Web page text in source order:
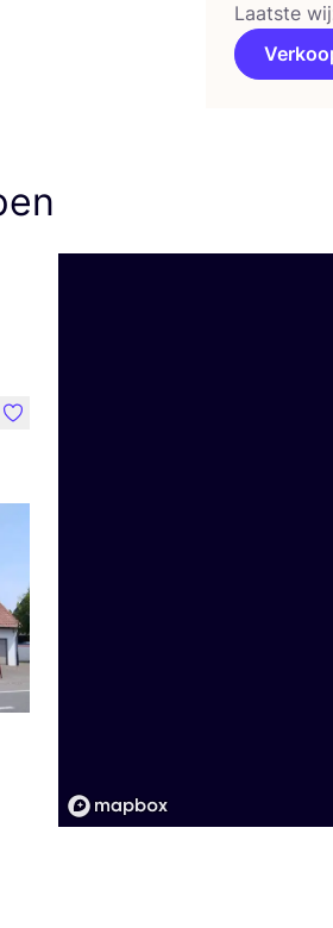
Laatste
like